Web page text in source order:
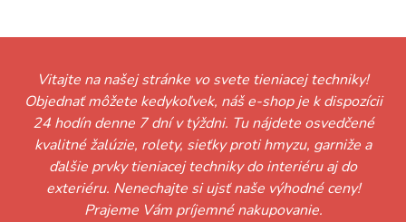
Vitajte na našej stránke vo svete tieniacej techniky!
Objednať môžete kedykoľvek, náš e-shop je k dispozícii
24 hodín denne 7 dní v týždni. Tu nájdete osvedčené
kvalitné žalúzie, rolety, sieťky proti hmyzu, garniže a
ďalšie prvky tieniacej techniky do interiéru aj do
exteriéru. Nenechajte si ujsť naše výhodné ceny!
Prajeme Vám príjemné nakupovanie.